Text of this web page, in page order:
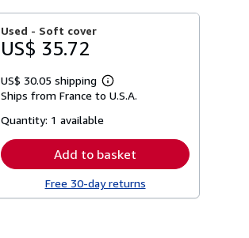
Used - Soft cover
US$ 35.72
US$ 30.05 shipping
Learn
more
Ships from France to U.S.A.
Quantity: 1 available
Add to basket
Free 30-day returns